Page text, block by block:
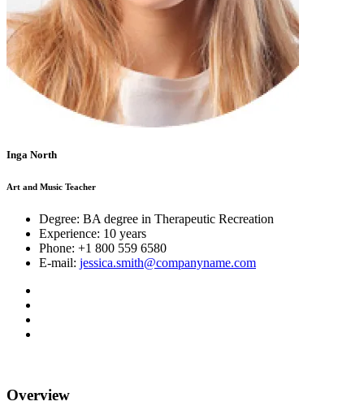
Inga North
Art and Music Teacher
Degree: BA degree in Therapeutic Recreation
Experience: 10 years
Phone: +1 800 559 6580
E-mail: jessica.smith@companyname.com
Overview